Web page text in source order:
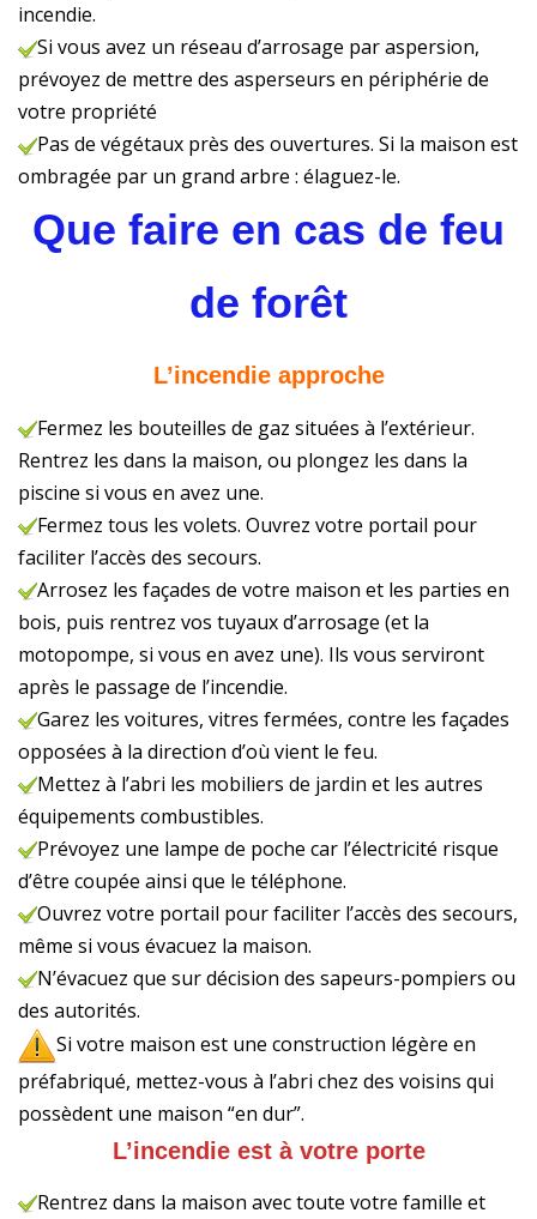
incendie.
Si vous avez un réseau d’arrosage par aspersion,
prévoyez de mettre des asperseurs en périphérie de
votre propriété
Pas de végétaux près des ouvertures. Si la maison est
ombragée par un grand arbre : élaguez-le.
Que faire en cas de feu
de forêt
L’incendie approche
Fermez les bouteilles de gaz situées à l’extérieur.
Rentrez les dans la maison, ou plongez les dans la
piscine si vous en avez une.
Fermez tous les volets. Ouvrez votre portail pour
faciliter l’accès des secours.
Arrosez les façades de votre maison et les parties en
bois, puis rentrez vos tuyaux d’arrosage (et la
motopompe, si vous en avez une). Ils vous serviront
après le passage de l’incendie.
Garez les voitures, vitres fermées, contre les façades
opposées à la direction d’où vient le feu.
Mettez à l’abri les mobiliers de jardin et les autres
équipements combustibles.
Prévoyez une lampe de poche car l’électricité risque
d’être coupée ainsi que le téléphone.
Ouvrez votre portail pour faciliter l’accès des secours,
même si vous évacuez la maison.
N’évacuez que sur décision des sapeurs-pompiers ou
des autorités.
Si votre maison est une construction légère en
préfabriqué, mettez-vous à l’abri chez des voisins qui
possèdent une maison “en dur”.
L’incendie est à votre porte
Rentrez dans la maison avec toute votre famille et